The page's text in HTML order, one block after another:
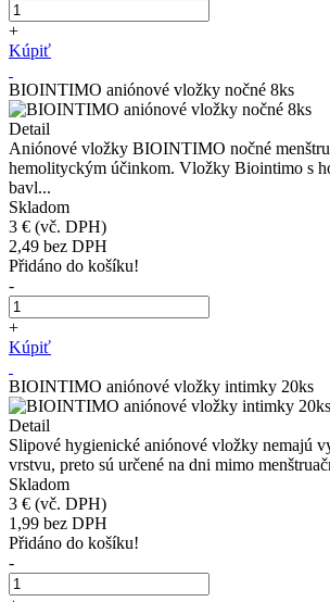
+
Kúpiť
BIOINTIMO aniónové vložky nočné 8ks
Detail
Aniónové vložky BIOINTIMO nočné
hemolityckým účinkom. Vložky Biointimo s
bavl...
Skladom
3 € (vč. DPH)
2,49 bez DPH
Přidáno do košíku!
-
+
Kúpiť
BIOINTIMO aniónové vložky intimky 20ks
Detail
Slipové hygienické aniónové vložky nemajú
vrstvu, preto sú určené na dni mimo
Skladom
3 € (vč. DPH)
1,99 bez DPH
Přidáno do košíku!
-